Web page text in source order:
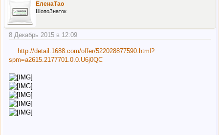
ЕленаТао
ШопоЗнаток
8 Декабрь 2015 в 12:09
http://detail.1688.com/offer/522028877590.html?
spm=a2615.2177701.0.0.U6j0QC